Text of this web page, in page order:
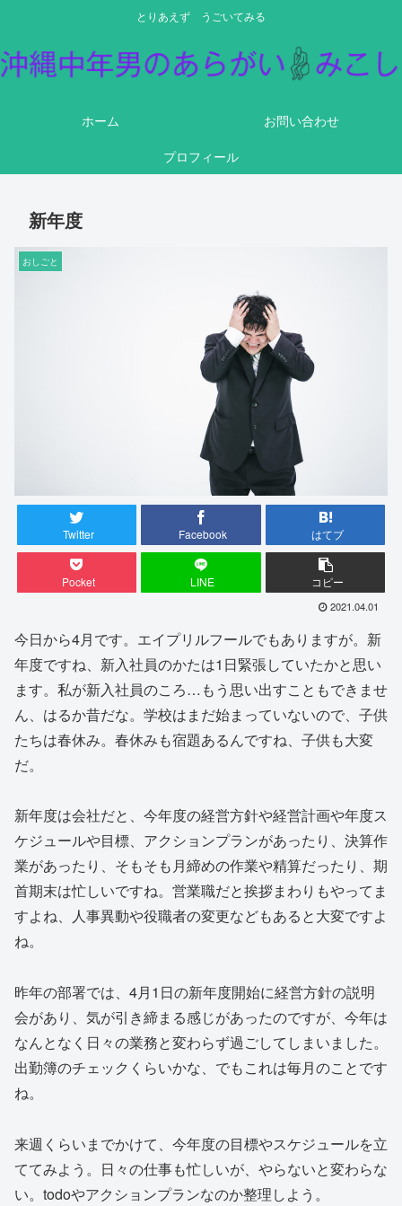
とりあえず うごいてみる
ホーム
お問い合わせ
プロフィール
新年度
おしごと
Twitter Facebook はてブ
Pocket LINE コピー
2021.04.01
今日から4月です。エイプリルフールでもありますが。新
年度ですね、新入社員のかたは1日緊張していたかと思い
ます。私が新入社員のころ…もう思い出すこともできませ
ん、はるか昔だな。学校はまだ始まっていないので、子供
たちは春休み。春休みも宿題あるんですね、子供も大変
だ。
新年度は会社だと、今年度の経営方針や経営計画や年度ス
ケジュールや目標、アクションプランがあったり、決算作
業があったり、そもそも月締めの作業や精算だったり、期
首期末は忙しいですね。営業職だと挨拶まわりもやってま
すよね、人事異動や役職者の変更などもあると大変ですよ
ね。
昨年の部署では、4月1日の新年度開始に経営方針の説明
会があり、気が引き締まる感じがあったのですが、今年は
なんとなく日々の業務と変わらず過ごしてしまいました。
出勤簿のチェックくらいかな、でもこれは毎月のことです
ね。
来週くらいまでかけて、今年度の目標やスケジュールを立
ててみよう。日々の仕事も忙しいが、やらないと変わらな
い。todoやアクションプランなのか整理しよう。